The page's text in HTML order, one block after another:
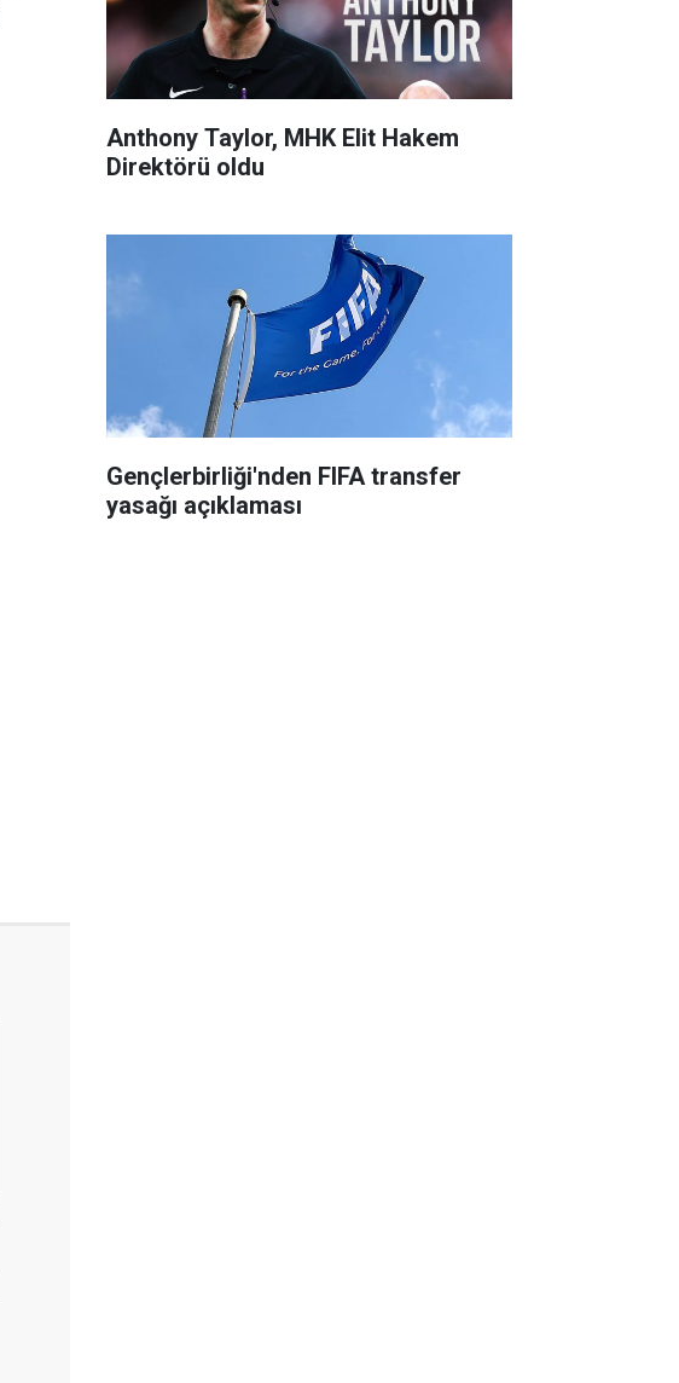
Anthony Taylor, MHK Elit Hakem
Direktörü oldu
Gençlerbirliği'nden FIFA transfer
yasağı açıklaması